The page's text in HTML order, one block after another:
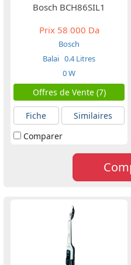
Bosch BCH86SIL1
Prix58 000 Da
Bosch
Balai 0.4 Litres
0 W
Offres de Vente (7)
Fiche
Similaires
Comparer